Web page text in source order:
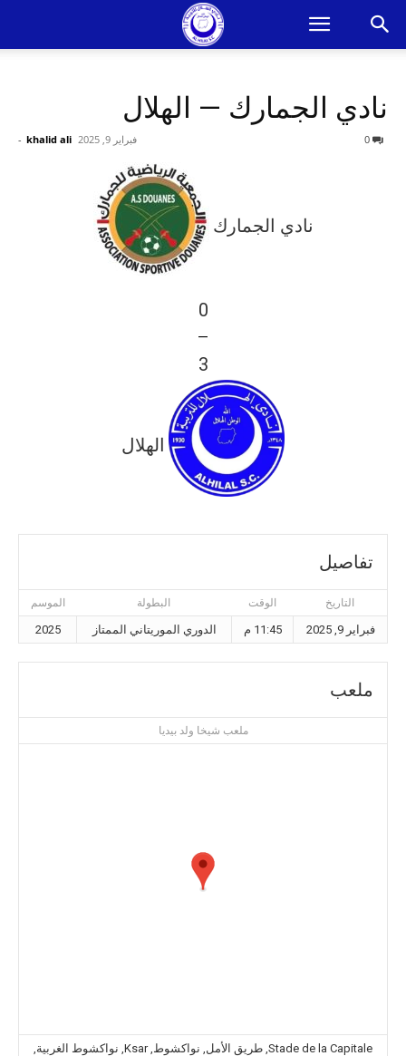
نادي الجمارك — الهلال
khalid ali
- فبراير 9, 2025
نادي الجمارك
0
—
3
الهلال
تفاصيل
التاريخ الوقت البطولة الموسم
فبراير 9, 2025 11:45 م الدوري الموريتاني الممتاز 2025
ملعب
ملعب شيخا ولد بيديا
Stade de la Capitale, طريق الأمل, نواكشوط, Ksar, نواكشوط الغربية,